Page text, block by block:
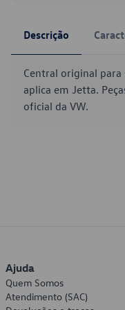
Descrição
Central original
aplica em Jetta.
oficial da VW.
Ajuda
Quem Somos
Atendimento (SAC)